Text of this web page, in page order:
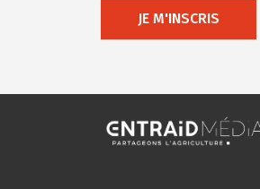
JE M'INSCRIS